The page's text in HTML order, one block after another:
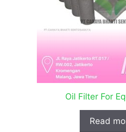
Oil Filter For
Read